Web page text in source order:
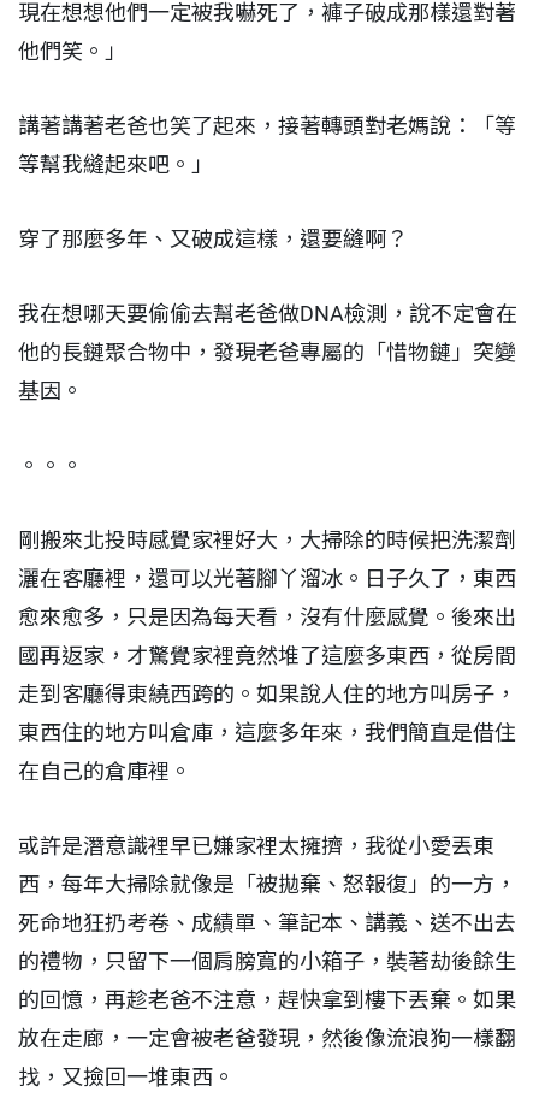
現在想想他們一定被我嚇死了，褲子破成那樣還對著
他們笑。」
講著講著老爸也笑了起來，接著轉頭對老媽說：「等
等幫我縫起來吧。」
穿了那麼多年、又破成這樣，還要縫啊？
我在想哪天要偷偷去幫老爸做DNA檢測，說不定會在
他的長鏈聚合物中，發現老爸專屬的「惜物鏈」突變
基因。
。。。
剛搬來北投時感覺家裡好大，大掃除的時候把洗潔劑
灑在客廳裡，還可以光著腳丫溜冰。日子久了，東西
愈來愈多，只是因為每天看，沒有什麼感覺。後來出
國再返家，才驚覺家裡竟然堆了這麼多東西，從房間
走到客廳得東繞西跨的。如果說人住的地方叫房子，
東西住的地方叫倉庫，這麼多年來，我們簡直是借住
在自己的倉庫裡。
或許是潛意識裡早已嫌家裡太擁擠，我從小愛丟東
西，每年大掃除就像是「被拋棄、怒報復」的一方，
死命地狂扔考卷、成績單、筆記本、講義、送不出去
的禮物，只留下一個肩膀寬的小箱子，裝著劫後餘生
的回憶，再趁老爸不注意，趕快拿到樓下丟棄。如果
放在走廊，一定會被老爸發現，然後像流浪狗一樣翻
找，又撿回一堆東西。